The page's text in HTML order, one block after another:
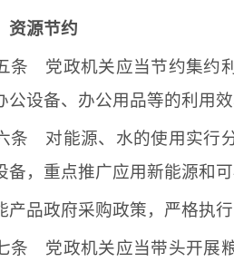
资源节约
条 党政机关应当节约集约
公设备、办公用品等的利用
条 对能源、水的使用实行
备，重点推广应用新能源和
产品政府采购政策，严格执
条 党政机关应当带头开展